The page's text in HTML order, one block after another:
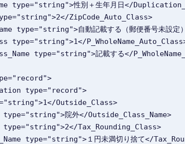
type="string">性別＋生年月日</
type="string">2</ZipCode_Auto_Class>
type="string">自動記載する（郵便番号未
type="string">1</
type="string">記載する</
type="record">
Outside_Class>
type="string">院外</Outside_Class_Name>
type="string">2</Tax_Rounding_Class>
type="string">１円未満切り捨て</